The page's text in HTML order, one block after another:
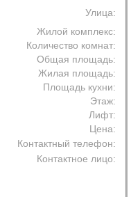
Улица:
Жилой комплекс:
Количество комнат:
Общая площадь:
Жилая площадь:
Площадь кухни:
Этаж:
Лифт:
Цена:
Контактный телефон:
Контактное лицо: